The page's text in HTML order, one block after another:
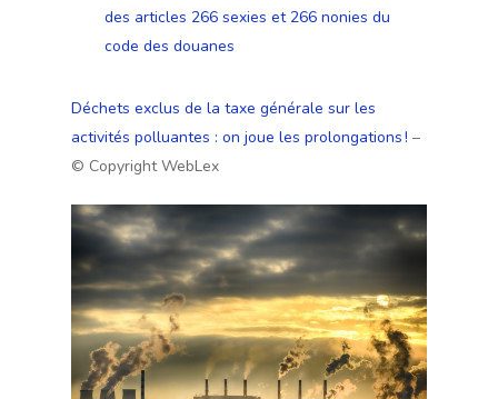
des articles 266 sexies et 266 nonies du
code des douanes
Déchets exclus de la taxe générale sur les
activités polluantes : on joue les prolongations ! –
© Copyright WebLex